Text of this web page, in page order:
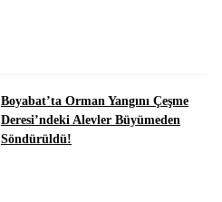
Boyabat’ta Orman Yangını Çeşme
Deresi’ndeki Alevler Büyümeden
Söndürüldü!